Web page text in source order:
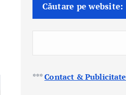
Căutare pe website:
***Contact & Publicitate